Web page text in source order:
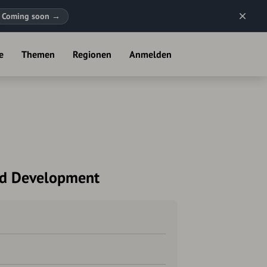
Coming soon →
Themen Regionen Anmelden
Development